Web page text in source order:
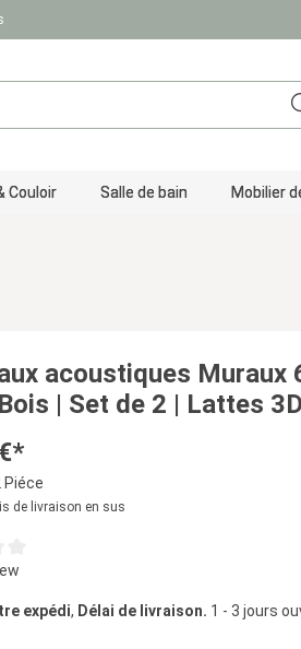
Couloir Salle de bain Mobilier
acoustiques Muraux
| Set de 2 | Lattes 3D
Piéce
de livraison en sus
de 0 sur 5 étoiles
expédi, Délai de livraison. 1 - 3 jours